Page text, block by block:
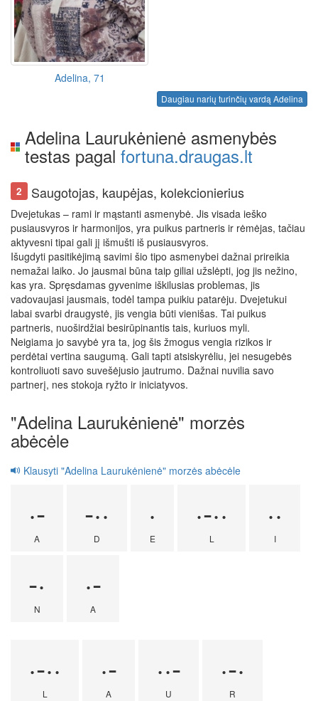
Adelina, 71
Daugiau narių turinčių vardą Adelina
Adelina Laurukėnienė asmenybės
testas pagal fortuna.draugas.lt
2 Saugotojas, kaupėjas, kolekcionierius
Dvejetukas – rami ir mąstanti asmenybė. Jis visada ieško
pusiausvyros ir harmonijos, yra puikus partneris ir rėmėjas, tačiau
aktyvesni tipai gali jį išmušti iš pusiausvyros.
Išugdyti pasitikėjimą savimi šio tipo asmenybei dažnai prireikia
nemažai laiko. Jo jausmai būna taip giliai užslėpti, jog jis nežino,
kas yra. Spręsdamas gyvenime iškilusias problemas, jis
vadovaujasi jausmais, todėl tampa puikiu patarėju. Dvejetukui
labai svarbi draugystė, jis vengia būti vienišas. Tai puikus
partneris, nuoširdžiai besirūpinantis tais, kuriuos myli.
Neigiama jo savybė yra ta, jog šis žmogus vengia rizikos ir
perdėtai vertina saugumą. Gali tapti atsiskyrėliu, jei nesugebės
kontroliuoti savo suvešėjusio jautrumo. Dažnai nuvilia savo
partnerį, nes stokoja ryžto ir iniciatyvos.
"Adelina Laurukėnienė" morzės
abėcėle
Klausyti "Adelina Laurukėnienė" morzės abėcėle
·-
A
-··
D
·
E
·-··
L
··
I
-·
N
·-
A
·-··
L
·-
A
··-
U
·-·
R